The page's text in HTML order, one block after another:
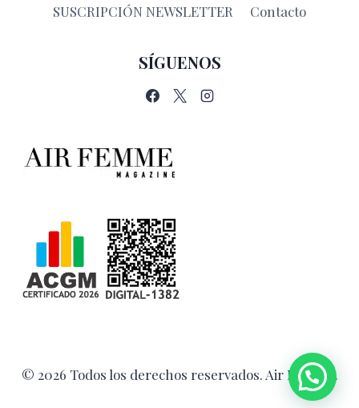
SUSCRIPCIÓN NEWSLETTER
Contacto
SÍGUENOS
© 2026 Todos los derechos reservados. Air Femme.